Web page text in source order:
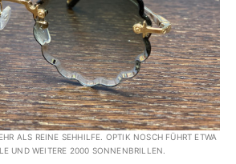
ALS REINE SEHHILFE. OPTIK NOSCH FÜHRT ETWA
UND WEITERE 2000 SONNENBRILLEN.